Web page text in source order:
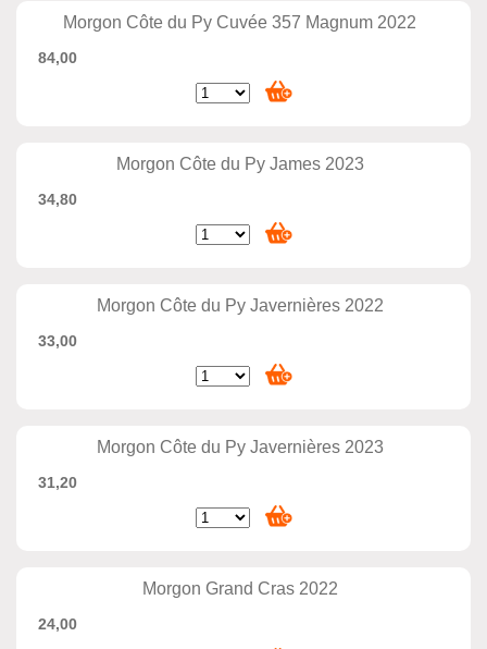
Morgon Côte du Py Cuvée 357 Magnum 2022
84,00
Morgon Côte du Py James 2023
34,80
Morgon Côte du Py Javernières 2022
33,00
Morgon Côte du Py Javernières 2023
31,20
Morgon Grand Cras 2022
24,00